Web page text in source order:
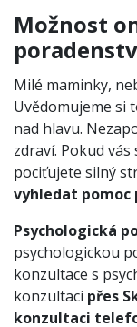
Možnost
Milé maminky,
Uvědomujeme si
nad hlavu.
zdraví. Pokud
pociťujete silný
vyhledat pomoc
Psychologická
psychologickou
konzultace s
konzultacípřes
konzultaci